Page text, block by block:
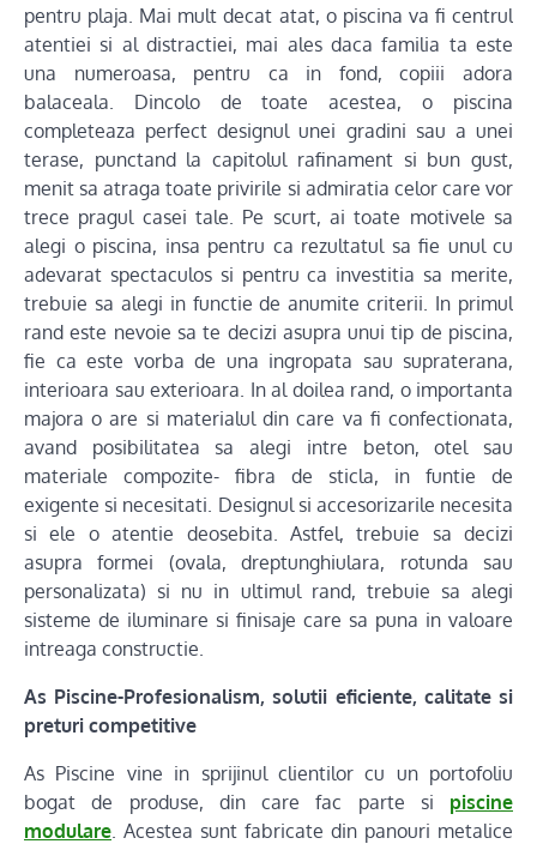
pentru plaja. Mai mult decat atat, o piscina va fi centrul
atentiei si al distractiei, mai ales daca familia ta este
una numeroasa, pentru ca in fond, copiii adora
balaceala. Dincolo de toate acestea, o piscina
completeaza perfect designul unei gradini sau a unei
terase, punctand la capitolul rafinament si bun gust,
menit sa atraga toate privirile si admiratia celor care vor
trece pragul casei tale. Pe scurt, ai toate motivele sa
alegi o piscina, insa pentru ca rezultatul sa fie unul cu
adevarat spectaculos si pentru ca investitia sa merite,
trebuie sa alegi in functie de anumite criterii. In primul
rand este nevoie sa te decizi asupra unui tip de piscina,
fie ca este vorba de una ingropata sau supraterana,
interioara sau exterioara. In al doilea rand, o importanta
majora o are si materialul din care va fi confectionata,
avand posibilitatea sa alegi intre beton, otel sau
materiale compozite- fibra de sticla, in funtie de
exigente si necesitati. Designul si accesorizarile necesita
si ele o atentie deosebita. Astfel, trebuie sa decizi
asupra formei (ovala, dreptunghiulara, rotunda sau
personalizata) si nu in ultimul rand, trebuie sa alegi
sisteme de iluminare si finisaje care sa puna in valoare
intreaga constructie.
As Piscine-Profesionalism, solutii eficiente, calitate si
preturi competitive
As Piscine vine in sprijinul clientilor cu un portofoliu
bogat de produse, din care fac parte si piscine
modulare. Acestea sunt fabricate din panouri metalice